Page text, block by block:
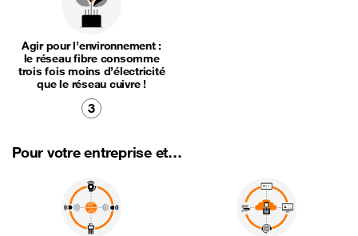
Agir pour l’environnement :
le réseau fibre consomme
trois fois moins d’électricité
que le réseau cuivre !
3
Pour votre entreprise et…